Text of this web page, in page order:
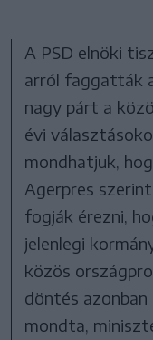
A PSD elnöki
arról faggatták
nagy párt a
évi
mondhatjuk,
Agerpres
fogják érezni,
jelenlegi
közös
döntés
mondta,